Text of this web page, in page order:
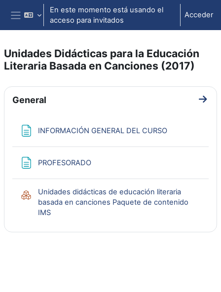
Salta al contenido principal
Panel lateral
En este momento está usando el
acceso para invitados
Acceder
Unidades Didácticas para la Educación
Literaria Basada en Canciones (2017)
Perfilado de sección
General Ir a
INFORMACIÓN GENERAL DEL CURSOPágina
PROFESORADOPágina
Unidades didácticas de educación literaria
basada en canciones Paquete de contenido
IMS